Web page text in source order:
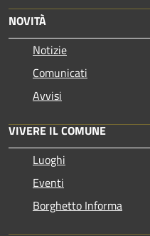
NOVITÀ
Notizie
Comunicati
Avvisi
VIVERE IL COMUNE
Luoghi
Eventi
Borghetto Informa